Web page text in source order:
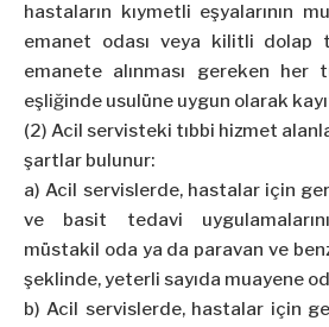
hastaların kıymetli eşyalarının
emanet odası veya kilitli dolap
emanete alınması gereken her
eşliğinde usulüne uygun olarak
(2) Acil servisteki tıbbi hizmet
şartlar bulunur:
a) Acil servislerde, hastalar için
ve basit tedavi
müstakil oda ya da paravan ve
şeklinde, yeterli sayıda muayene
b) Acil servislerde, hastalar için